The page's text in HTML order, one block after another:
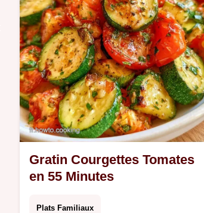
Gratin Courgettes Tomates
en 55 Minutes
Plats Familiaux